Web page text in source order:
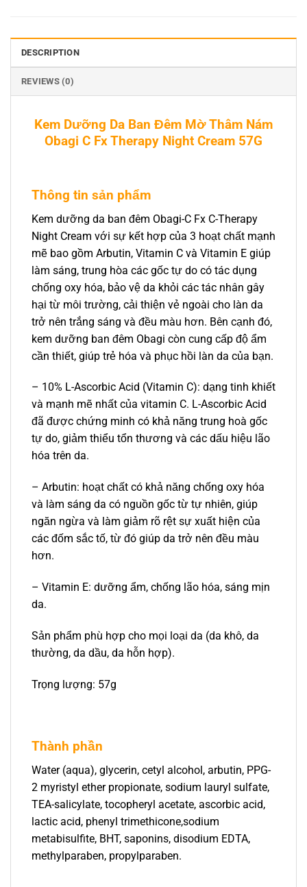
DESCRIPTION
REVIEWS (0)
Kem Dưỡng Da Ban Đêm Mờ Thâm Nám
Obagi C Fx Therapy Night Cream 57G
Thông tin sản phẩm
Kem dưỡng da ban đêm Obagi-C Fx C-Therapy
Night Cream với sự kết hợp của 3 hoạt chất mạnh
mẽ bao gồm Arbutin, Vitamin C và Vitamin E giúp
làm sáng, trung hòa các gốc tự do có tác dụng
chống oxy hóa, bảo vệ da khỏi các tác nhân gây
hại từ môi trường, cải thiện vẻ ngoài cho làn da
trở nên trắng sáng và đều màu hơn. Bên cạnh đó,
kem dưỡng ban đêm Obagi còn cung cấp độ ẩm
cần thiết, giúp trẻ hóa và phục hồi làn da của bạn.
– 10% L-Ascorbic Acid (Vitamin C): dạng tinh khiết
và mạnh mẽ nhất của vitamin C. L-Ascorbic Acid
đã được chứng minh có khả năng trung hoà gốc
tự do, giảm thiểu tổn thương và các dấu hiệu lão
hóa trên da.
– Arbutin: hoạt chất có khả năng chống oxy hóa
và làm sáng da có nguồn gốc từ tự nhiên, giúp
ngăn ngừa và làm giảm rõ rệt sự xuất hiện của
các đốm sắc tố, từ đó giúp da trở nên đều màu
hơn.
– Vitamin E: dưỡng ẩm, chống lão hóa, sáng mịn
da.
Sản phẩm phù hợp cho mọi loại da (da khô, da
thường, da dầu, da hỗn hợp).
Trọng lượng: 57g
Thành phần
Water (aqua), glycerin, cetyl alcohol, arbutin, PPG-
2 myristyl ether propionate, sodium lauryl sulfate,
TEA-salicylate, tocopheryl acetate, ascorbic acid,
lactic acid, phenyl trimethicone,sodium
metabisulfite, BHT, saponins, disodium EDTA,
methylparaben, propylparaben.